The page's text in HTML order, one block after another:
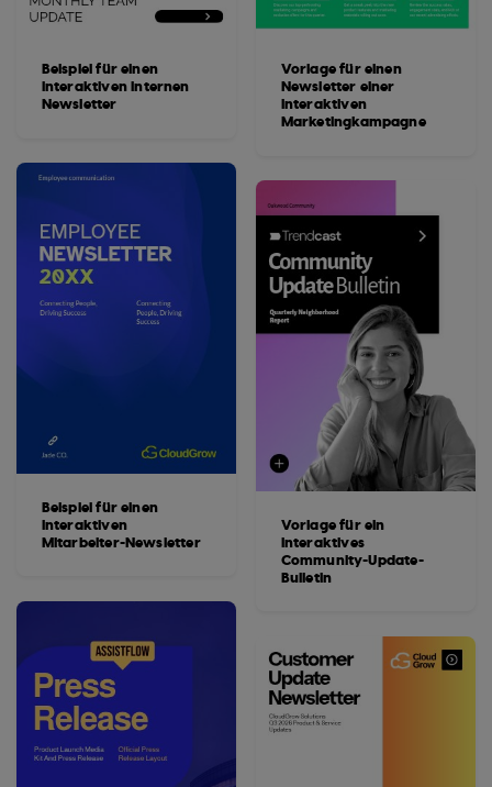
Beispiel für einen
interaktiven internen
Newsletter
Beispiel für einen
interaktiven
Mitarbeiter-Newsletter
Vorlage für einen
Newsletter einer
interaktiven
Marketingkampagne
Vorlage für ein
interaktives
Community-Update-
Bulletin